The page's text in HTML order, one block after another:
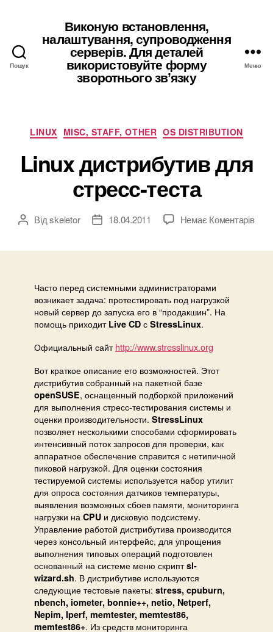
Пошук
Виконую встановлення,
налаштування, супроводження
серверів. Для деталей
використовуйте форму
зворотнього звʼязку
Меню
Категорії
LINUX MISC, STAFF, OTHER OS DISTRIBUTION
Linux дистрибутив для
стресс-теста
Автор
Відskeletor
Дата18.04.2011 Немає Коментарівдо
Часто перед системными администраторами
возникает задача: протестировать под нагрузкой
новый сервер до запуска его в “продакшин”. На
помощь приходит Live CD с StressLinux.
Официальный сайтhttp://www.stresslinux.org
Вот краткое описание его возможностей. Этот
дистрибутив собранный на пакетной базе
openSUSE, оснащенный подборкой приложений
для выполнения стресс-тестирования системы и
оценки производительности. StressLinux
позволяет несколькими способами сформировать
интенсивный поток запросов для проверки, как
аппаратное обеспечение справится с нетипичной
пиковой нагрузкой. Для оценки состояния
тестируемой системы используется набор утилит
для опроса состояния датчиков температуры,
выявления возможных сбоев памяти, мониторинга
нагрузки на CPU и дисковую подсистему.
Управление работой дистрибутива производится
через консольный интерфейс, для упрощения
выполнения типовых операций подготовлен
основанный на системе меню скриптsl-
wizard.sh. В дистрибутиве используются
следующие тестовые пакеты: stress, cpuburn,
nbench, iometer, bonnie++, netio, Netperf,
Nepim, Iperf, memtester, memtest86,
memtest86+. Из средств мониторинга